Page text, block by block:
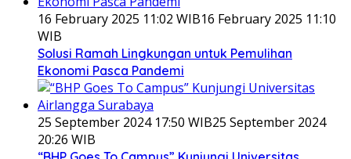
16 February 2025 11:02 WIB16 February 2025 11:10
WIB
Solusi Ramah Lingkungan untuk Pemulihan
Ekonomi Pasca Pandemi
25 September 2024 17:50 WIB25 September 2024
20:26 WIB